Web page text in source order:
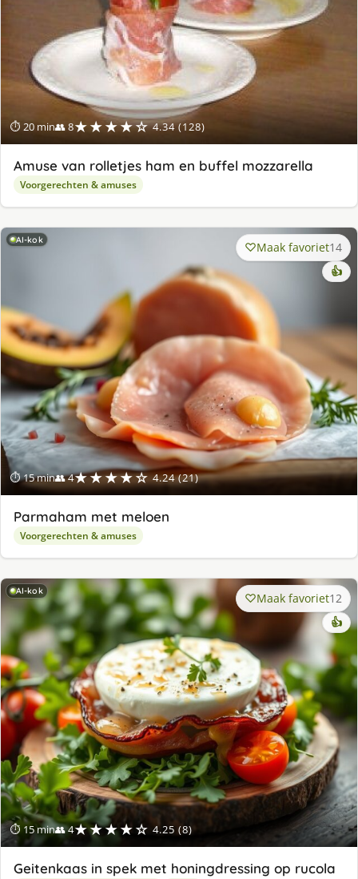
⏱ 20 min👥 8★★★★☆ 4.34 (128)
Amuse van rolletjes ham en buffel mozzarella
Voorgerechten & amuses
AI-kok
⏱ 15 min👥 4★★★★☆ 4.24 (21)
Maak favoriet14
👍
Parmaham met meloen
Voorgerechten & amuses
AI-kok
⏱ 15 min👥 4★★★★☆ 4.25 (8)
Maak favoriet12
👍
Geitenkaas in spek met honingdressing op rucola